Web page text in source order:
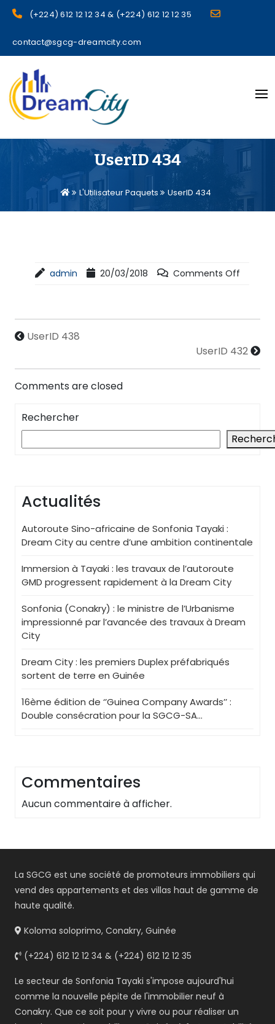
(+224) 612 12 12 34 & (+224) 612 12 12 35
contact@sgcg-dreamcity.com
sgcg dreamcity
UserID 434
L'Utilisateur Paquets UserID 434
admin 20/03/2018 Comments Off
UserID 438
UserID 432
Comments are closed
Rechercher
Actualités
Autoroute Sino-africaine de Sonfonia Tayaki :
Dream City au centre d’une ambition continentale
Immersion à Tayaki : les travaux de l’autoroute
GMD progressent rapidement à la Dream City
Sonfonia (Conakry) : le ministre de l’Urbanisme
impressionné par l’avancée des travaux à Dream
City
Dream City : les premiers Duplex préfabriqués
sortent de terre en Guinée
16ème édition de ‘’Guinea Company Awards’’ :
Double consécration pour la SGCG-SA…
Commentaires
Aucun commentaire à afficher.
La SGCG est une société de promoteurs immobiliers qui
vend des appartements et des villas haut de gamme de
haute qualité.
Koloma soloprimo, Conakry, Guinée
(+224) 612 12 12 34 & (+224) 612 12 12 35
Le secteur de Sonfonia Tayaki s'impose aujourd'hui
comme la nouvelle pépite de l'immobilier neuf à
Conakry. Que ce soit pour y vivre ou pour réaliser un